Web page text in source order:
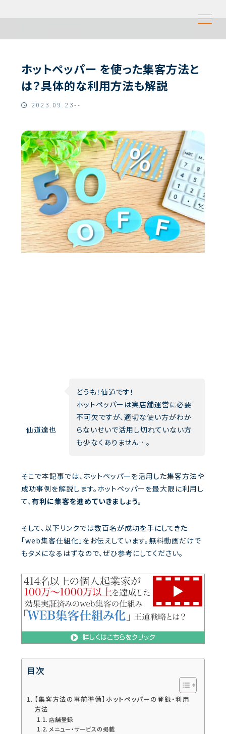
ホットペッパー を使った集客方法と
は？具体的な利用方法も解説
2023.09.23--
仙道達也
どうも！仙道です！
ホットペッパーは実店舗運営に必要
不可欠ですが、適切な使い方がわか
らないせいで活用し切れていない方
も少なくありません…。
そこで本記事では、ホットペッパーを活用した集客方法や
成功事例を解説します。ホットペッパーを最大限に利用し
て、 有利に集客を進めていきましょう。
そして、以下リンクでは数百名が成功を手にしてきた
「web集客仕組化」をお伝えしています。無料動画だけで
もタメになるはずなので、ぜひ参考にしてください。
目次
【集客方法の事前準備】ホットペッパーの登録・利用
方法
店舗登録
メニュー・サービスの掲載